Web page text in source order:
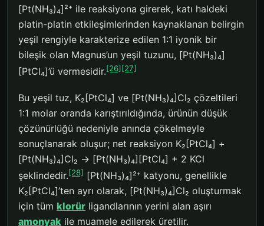
[Pt(NH₃)₄]²⁺ ile reaksiyona girerek, katı haldeki
platin-platin etkileşimlerinden kaynaklanan belirgin
yeşil rengiyle karakterize edilen 1:1 iyonik bir
bileşik olan Magnus’un yeşil tuzunu, [Pt(NH₃)₄]
[PtCl₄]’ü vermesidir.[26] [27]
Bu yeşil tuz, K₂[PtCl₄] ve [Pt(NH₃)₄]Cl₂ çözeltileri
1:1 molar oranda karıştırıldığında, ürünün düşük
çözünürlüğü nedeniyle anında çökelmeyle
sonuçlanarak oluşur; net reaksiyon K₂[PtCl₄] +
[Pt(NH₃)₄]Cl₂ → [Pt(NH₃)₄][PtCl₄] + 2 KCl
şeklindedir.[28]
[Pt(NH₃)₄]²⁺ katyonu, genellikle
K₂[PtCl₄]’ten ayrı olarak, [Pt(NH₃)₄]Cl₂ oluşturmak
için tüm klorür ligandlarının yerini alan aşırı
amonyak ile muamele edilerek üretilir.